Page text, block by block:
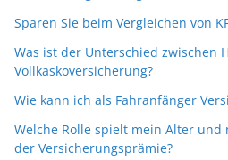
Sparen Sie beim Vergleichen von
Was ist der Unterschied zwischen
Vollkaskoversicherung?
Wie kann ich als Fahranfänger
Welche Rolle spielt mein Alter
der Versicherungsprämie?